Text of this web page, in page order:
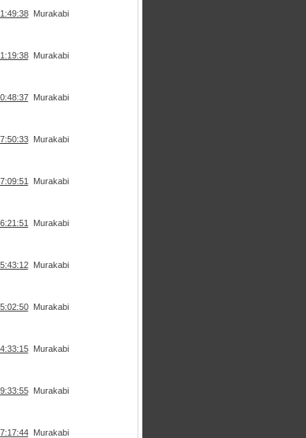
Murakabi
Murakabi
Murakabi
Murakabi
Murakabi
Murakabi
Murakabi
Murakabi
Murakabi
Murakabi
Murakabi